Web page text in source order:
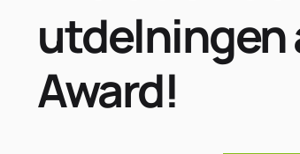
utdelningen
Award!